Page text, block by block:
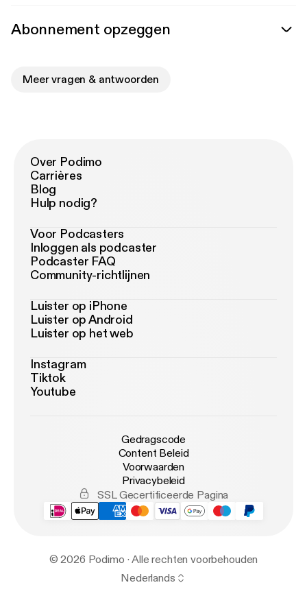
Abonnement opzeggen
Meer vragen & antwoorden
Over Podimo
Carrières
Blog
Hulp nodig?
Voor Podcasters
Inloggen als podcaster
Podcaster FAQ
Community-richtlijnen
Luister op iPhone
Luister op Android
Luister op het web
Instagram
Tiktok
Youtube
Gedragscode
Content Beleid
Voorwaarden
Privacybeleid
SSL Gecertificeerde Pagina
© 2026 Podimo · Alle rechten voorbehouden
Nederlands